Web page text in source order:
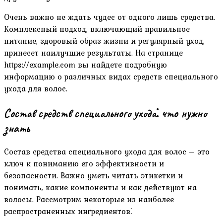
Очень важно не ждать чудес от одного лишь средства.
Комплексный подход, включающий правильное
питание, здоровый образ жизни и регулярный уход,
принесет наилучшие результаты. На странице
https://example.com вы найдете подробную
информацию о различных видах средств специального
ухода для волос.
Состав средств специального ухода⁚ что нужно
знать
Состав средства специального ухода для волос – это
ключ к пониманию его эффективности и
безопасности. Важно уметь читать этикетки и
понимать, какие компоненты и как действуют на
волосы. Рассмотрим некоторые из наиболее
распространенных ингредиентов⁚